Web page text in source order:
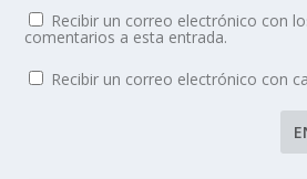
Recibir un correo electrónico con
comentarios a esta entrada.
Recibir un correo electrónico con